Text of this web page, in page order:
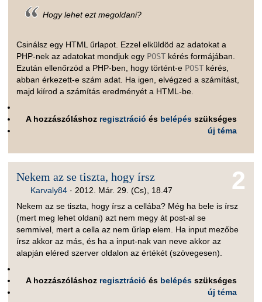
Hogy lehet ezt megoldani?
Csinálsz egy HTML űrlapot. Ezzel elküldöd az adatokat a
PHP-nek az adatokat mondjuk egy POST kérés formájában.
Ezután ellenőrzöd a PHP-ben, hogy történt-e POST kérés,
abban érkezett-e szám adat. Ha igen, elvégzed a számítást,
majd kiírod a számítás eredményét a HTML-be.
A hozzászóláshoz regisztráció és belépés szükséges
új téma
2
Nekem az se tiszta, hogy írsz
Karvaly84 · 2012. Már. 29. (Cs), 18.47
Nekem az se tiszta, hogy írsz a cellába? Még ha bele is írsz
(mert meg lehet oldani) azt nem megy át post-al se
semmivel, mert a cella az nem űrlap elem. Ha input mezőbe
írsz akkor az más, és ha a input-nak van neve akkor az
alapján eléred szerver oldalon az értékét (szövegesen).
A hozzászóláshoz regisztráció és belépés szükséges
új téma